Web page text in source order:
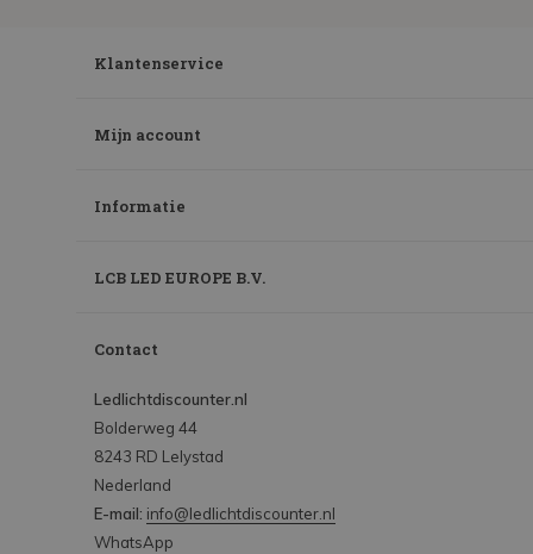
Klantenservice
Mijn account
Informatie
LCB LED EUROPE B.V.
Contact
Ledlichtdiscounter.nl
Bolderweg 44
8243 RD Lelystad
Nederland
E-mail: info@ledlichtdiscounter.nl
WhatsApp